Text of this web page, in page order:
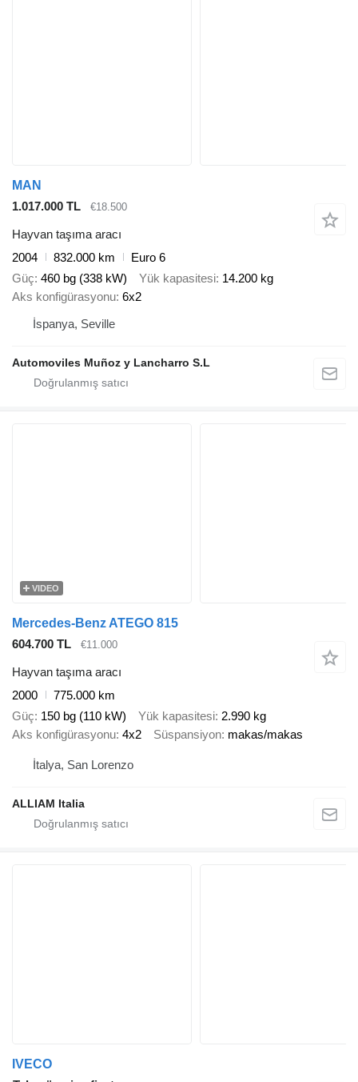
MAN
1.017.000 TL
€18.500
Hayvan taşıma aracı
2004
832.000 km
Euro 6
Güç 460 bg (338 kW) Yük kapasitesi 14.200 kg
Aks konfigürasyonu 6x2
İspanya, Seville
Automoviles Muñoz y Lancharro S.L
VIDEO
Mercedes-Benz ATEGO 815
604.700 TL
€11.000
Hayvan taşıma aracı
2000
775.000 km
Güç 150 bg (110 kW) Yük kapasitesi 2.990 kg
Aks konfigürasyonu 4x2 Süspansiyon makas/makas
İtalya, San Lorenzo
ALLIAM Italia
IVECO